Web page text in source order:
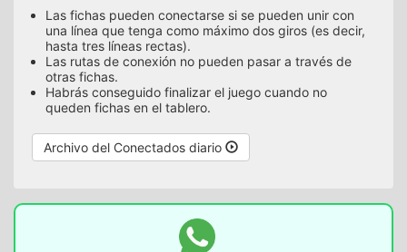
Las fichas pueden conectarse si se pueden unir con
una línea que tenga como máximo dos giros (es decir,
hasta tres líneas rectas).
Las rutas de conexión no pueden pasar a través de
otras fichas.
Habrás conseguido finalizar el juego cuando no
queden fichas en el tablero.
Archivo del Conectados diario